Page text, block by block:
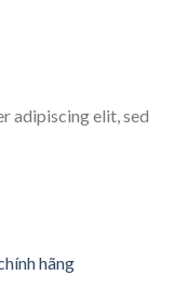
adipiscing elit, sed
hãng